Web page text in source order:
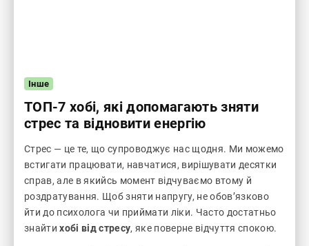
Інше
ТОП-7 хобі, які допомагають зняти
стрес та відновити енергію
Стрес — це те, що супроводжує нас щодня. Ми можемо
встигати працювати, навчатися, вирішувати десятки
справ, але в якийсь момент відчуваємо втому й
роздратування. Щоб зняти напругу, не обов’язково
йти до психолога чи приймати ліки. Часто достатньо
знайтихобі від стресу, яке поверне відчуття спокою.